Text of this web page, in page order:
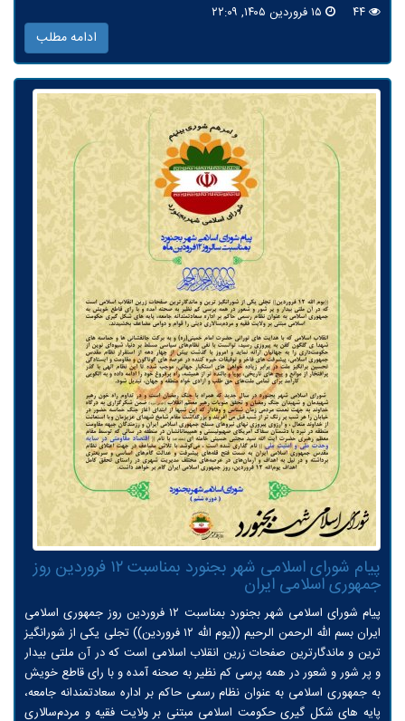
ادامه مطلب
پیام شورای اسلامی شهر بجنورد بمناسبت ۱۲ فروردین روز
جمهوری اسلامی ایران
پیام شورای اسلامی شهر بجنورد بمناسبت ۱۲ فروردین روز جمهوری اسلامی
ایران بسم الله الرحمن الرحیم ((يوم الله ۱۲ فروردين)) تجلی یکی از شورانگیز
ترین و ماندگارترین صفحات زرین انقلاب اسلامی است که در آن ملتی بیدار
و پر شور و شعور در همه پرسی کم نظیر به صحنه آمده و با رای قاطع خویش
به جمهوری اسلامی به عنوان نظام رسمی حاکم بر اداره سعادتمندانه جامعه،
پایه های شکل گیری حکومت اسلامی مبتنی بر ولایت فقیه و مردم‌سالاری